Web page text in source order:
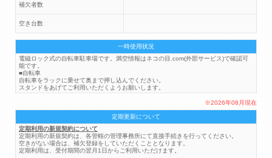
補欠者数
空き台数
一時使用状況
電磁ロック式の自転車駐車場です。満空情報はネコの目.com(外部サービス)で確認可
能です。
■自転車
自転車をラックに乗せて奥まで押し込んでください。
スタンドをあげてご利用いただくようお願いします。
※2026年08月現在
定期更新について
定期利用の新規契約について
定期利用の新規契約は、各管轄の管理事務所にて直接手続きを行ってください。
空きがない場合は、補欠登録をしていただくこととなります。
定期利用は、受付期間の翌月1日からご利用いただけます。